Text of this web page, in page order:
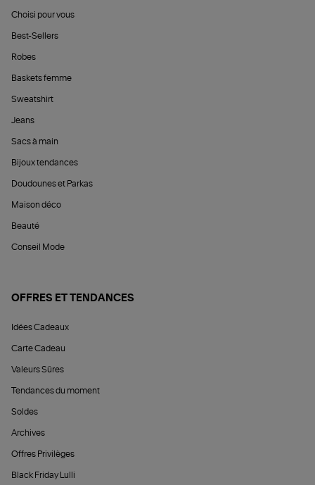
Choisi pour vous
Best-Sellers
Robes
Baskets femme
Sweatshirt
Jeans
Sacs à main
Bijoux tendances
Doudounes et Parkas
Maison déco
Beauté
Conseil Mode
OFFRES ET TENDANCES
Idées Cadeaux
Carte Cadeau
Valeurs Sûres
Tendances du moment
Soldes
Archives
Offres Privilèges
Black Friday Lulli